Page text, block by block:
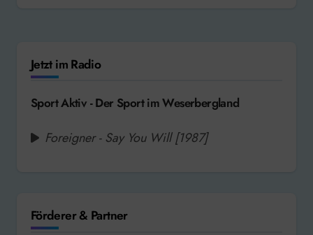
Jetzt im Radio
Sport Aktiv - Der Sport im Weserbergland
Foreigner - Say You Will [1987]
Förderer & Partner